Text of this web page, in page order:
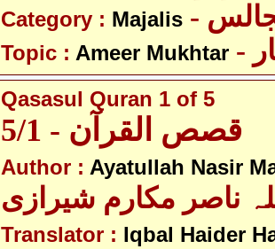
Category : Majalis
Topic : Ameer Mukhtar
Qasasul Quran 1 of 5
قصص القرآن - 5/1
Author : Ayatullah Nasir
ناصر مکارم شیرازی
Translator : Iqbal Haider